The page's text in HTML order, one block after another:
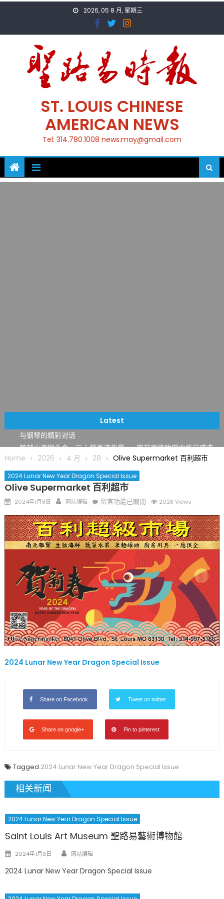
2026, 05 8 月, 星期三
ST. LOUIS CHINESE
AMERICAN NEWS
Tel: 314.780.1008 news.may@gmail.com
Latest
筝声与琴韵交汇：刘励(Li Statler)与钢琴家Darek演绎一场古筝
与钢琴的精彩对话
跨越山海同此会，三十载再谱华章——密苏里植物园中华日盛典
圆满举行
圣路易龙舟俱乐部5月16日龙舟体验日 邀请各界亲身体验划行乐
趣 + 水上竞速魅力
三十二载跨越时空的相逢
执掌密苏里植物园近四十年 致力推动全球植物多样性研究与中美
合作 Peter Raven 博士逝世 享年89岁
一晃三十年，初夏又相逢。中华日，等你来赴约 —— 密苏里植物
园“中华日三十周年特别报道（五）
筝声与琴韵交汇：刘励(Li Statler)与钢琴家Darek演绎一场古筝
与钢琴的精彩对话
Home 2026 4 月 28 Olive Supermarket 百利超市
2024 Lunar New Year Dragon Special Issue
Olive Supermarket 百利超市
Posted
2024年1月8日 Author
网站编辑
在
Supermarket
百
利
市〉
中
留言功能已關閉 2028 Views
2024 Lunar New Year Dragon Special Issue
Share on Facebook Tweet on twitter
Share on google+ Pin to pinterest
Tagged 2024 Lunar New Year Dragon Special Issue
相关新闻
2024 Lunar New Year Dragon Special Issue
Saint Louis Art Museum 聖路易藝術博物館
Posted
2024年1月3日 Author
网站编辑
2024 Lunar New Year Dragon Special Issue